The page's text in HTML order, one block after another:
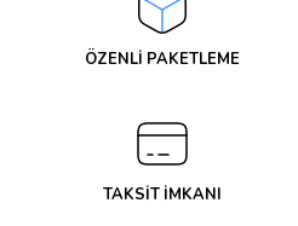
ÖZENLİ PAKETLEME
TAKSİT İMKANI